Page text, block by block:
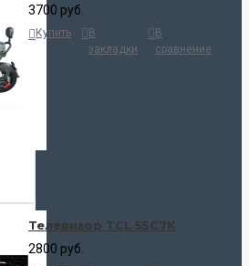
3700 руб.
Купить
В
закладки
В
сравнение
Телевизор TCL 55C7K
2800 руб.